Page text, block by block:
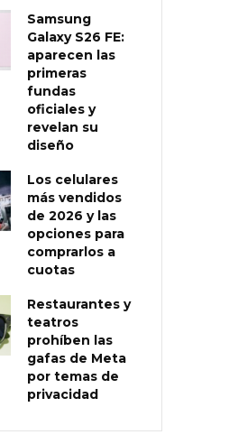
Samsung
Galaxy S26 FE:
aparecen las
primeras
fundas
oficiales y
revelan su
diseño
Los celulares
más vendidos
de 2026 y las
opciones para
comprarlos a
cuotas
Restaurantes y
teatros
prohíben las
gafas de Meta
por temas de
privacidad